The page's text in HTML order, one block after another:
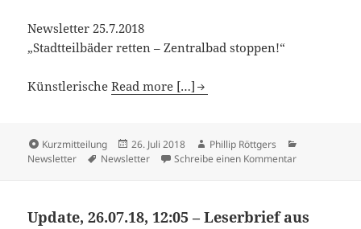
Newsletter 25.7.2018
„Stadtteilbäder retten – Zentralbad stoppen!“
KünstlerischeRead more […]
Kurzmitteilung 26. Juli 2018
Phillip Röttgers
Newsletter
Newsletter Schreibe einen Kommentar
Update, 26.07.18, 12:05 – Leserbrief aus